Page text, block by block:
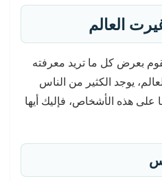
بعرض كل ما تريد معرفته
العالم، يوجد الكثير من الناس
هذه الأشخاص، فإليك أيها